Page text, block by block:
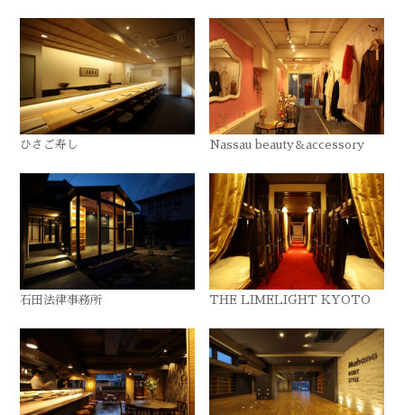
ひさご寿し Nassau beauty＆accessory
石田法律事務所 THE LIMELIGHT KYOTO